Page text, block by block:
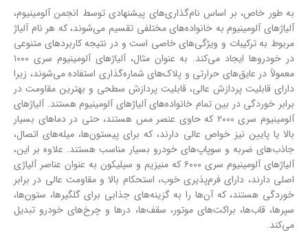
به طور خاص، بر اساس نام‌گذاری‌های پیشنهادی توسط انجمن آلومینیوم،
آلیاژهای آلومینیوم به خانواده‌های مختلفی تقسیم می‌شوند، که هر نام آلیاژ
مربوط به ترکیبات و ویژگی‌های خاصی است و در نتیجه کاربردهای متنوعی
در خودروها ایجاد می‌کند. به عنوان مثال، آلیاژهای آلومینیوم سری ۱۰۰۰
معمولاً در عایق‌های حرارتی و پلاک‌های شماره‌گذاری استفاده می‌شوند، زیرا
دارای قابلیت پردازش عالی، قابلیت پردازش سطحی و بهترین مقاومت در
برابر خوردگی در بین تمام خانواده‌های آلیاژهای آلومینیوم هستند. آلیاژهای
آلومینیوم سری ۲۰۰۰ که حاوی عنصر مس هستند، حتی در دماهای بسیار
بالا یا پایین نیز خواص عالی دارند، که برای پیستون‌ها، میله‌های اتصال،
جاذب‌های ضربه و سوپاپ‌های خودرو بسیار مناسب هستند. علاوه بر این،
آلیاژهای آلومینیوم سری ۶۰۰۰ که منیزیم و سیلیکون به عنوان عناصر آلیاژی
اصلی دارند، دارای فرم‌پذیری خوب، استحکام بالا و مقاومت عالی در برابر
خوردگی هستند، که آن‌ها را به گزینه‌های جذابی برای گلگیرها، ستون‌ها،
سپرها، قاب‌ها، براکت‌های موتور، سقف‌ها، درها و چرخ‌های خودرو تبدیل
می‌کند.